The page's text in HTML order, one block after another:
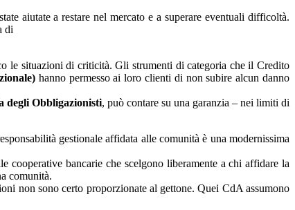
aiutate a restare nel mercato e a superare eventuali difficoltà.
di
le situazioni di criticità. Gli strumenti di categoria che il Credito
hanno permesso ai loro clienti di non subire alcun danno
degli Obbligazionisti, può contare su una garanzia – nei limiti di
gestionale affidata alle comunità è una modernissima
bancarie che scelgono liberamente a chi affidare la
comunità.
non sono certo proporzionate al gettone. Quei CdA assumono